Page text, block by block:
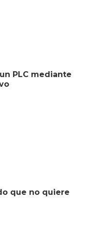
PLC mediante
que no quiere